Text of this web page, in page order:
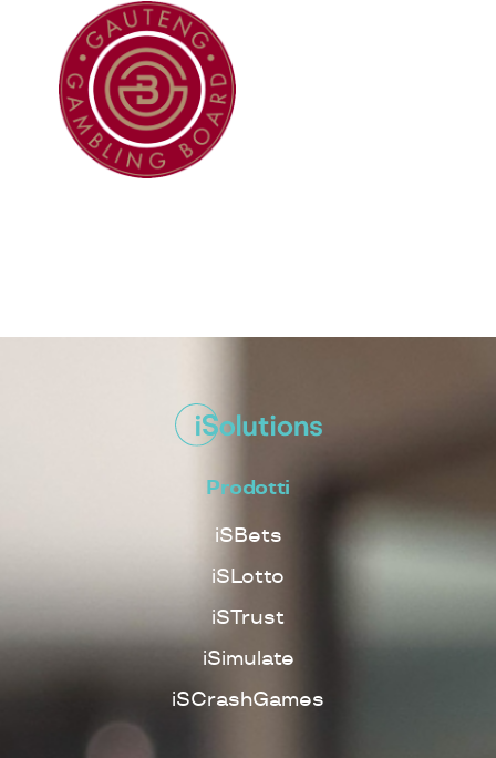
Prodotti
iSBets
iSLotto
iSTrust
iSimulate
iSCrashGames